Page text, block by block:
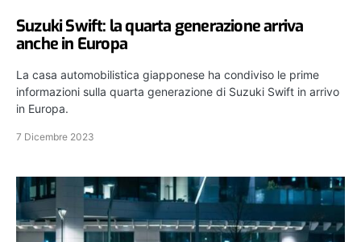
Suzuki Swift: la quarta generazione arriva
anche in Europa
La casa automobilistica giapponese ha condiviso le prime
informazioni sulla quarta generazione di Suzuki Swift in arrivo
in Europa.
7 Dicembre 2023